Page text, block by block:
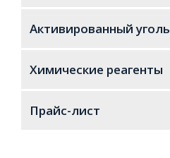
Активированный уголь
Химические реагенты
Прайс-лист